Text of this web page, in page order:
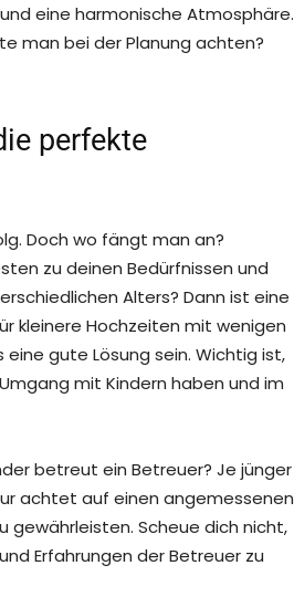
eine harmonische Atmosphäre.
man bei der Planung achten?
perfekte
Doch wo fängt man an?
zu deinen Bedürfnissen und
Alters? Dann ist eine
kleinere Hochzeiten mit wenigen
gute Lösung sein. Wichtig ist,
mit Kindern haben und im
betreut ein Betreuer? Je jünger
achtet auf einen angemessenen
gewährleisten. Scheue dich nicht,
Erfahrungen der Betreuer zu